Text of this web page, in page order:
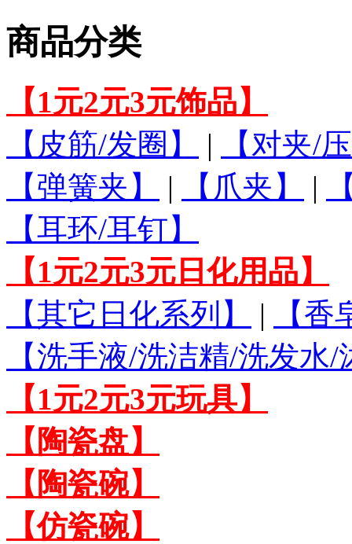
商品分类
【1元2元3元饰品】
【皮筋/发圈】
|
【对夹/
【弹簧夹】
| 【爪夹】 |
【耳环/耳钉】
【1元2元3元日化用品】
【其它日化系列】
|
【
【洗手液/洗洁精/洗发水
【1元2元3元玩具】
【陶瓷盘】
【陶瓷碗】
【仿瓷碗】